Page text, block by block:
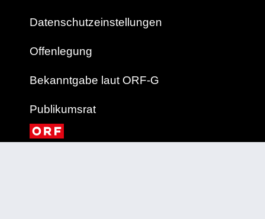
Datenschutzeinstellungen
Offenlegung
Bekanntgabe laut ORF-G
Publikumsrat